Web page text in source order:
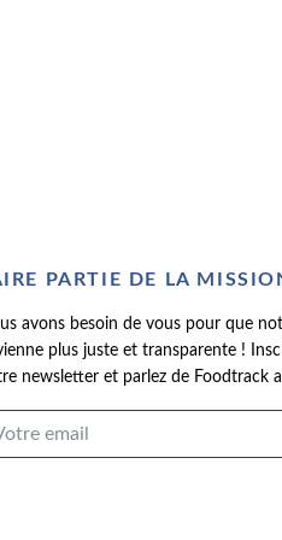
PARTIE DE LA
avons besoin de vous pour que
plus juste et transparente !
newsletter et parlez de Foodtrack